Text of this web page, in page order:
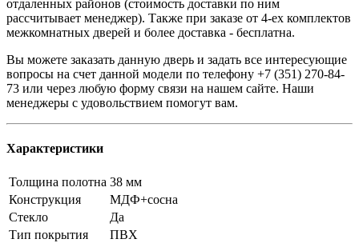
отдаленных районов (стоимость доставки по ним
рассчитывает менеджер). Также при заказе от 4-ех комплектов
межкомнатных дверей и более доставка - бесплатна.
Вы можете заказать данную дверь и задать все интересующие
вопросы на счет данной модели по телефону +7 (351) 270-84-
73 или через любую форму связи на нашем сайте. Наши
менеджеры с удовольствием помогут вам.
Характеристики
Толщина полотна 38 мм
Конструкция
МДФ+сосна
Стекло
Да
Тип покрытия
ПВХ